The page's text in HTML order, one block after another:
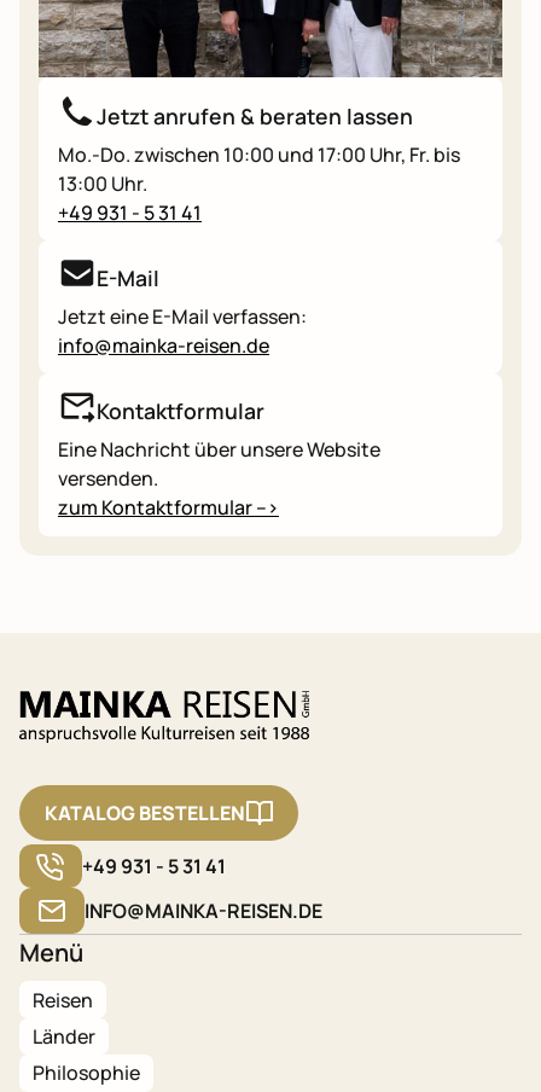
Jetzt anrufen & beraten lassen
Mo.-Do. zwischen 10:00 und 17:00 Uhr, Fr. bis
13:00 Uhr.
+49 931 - 5 31 41
E-Mail
Jetzt eine E-Mail verfassen:
info@mainka-reisen.de
Kontaktformular
Eine Nachricht über unsere Website
versenden.
zum Kontaktformular -->
KATALOG BESTELLEN
+49 931 - 5 31 41
INFO@MAINKA-REISEN.DE
Menü
Reisen
Länder
Philosophie